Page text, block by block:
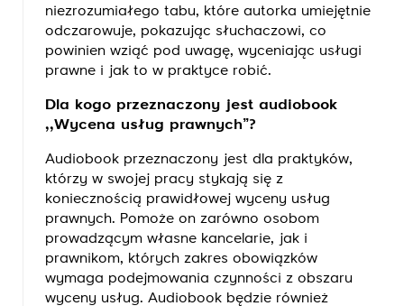
niezrozumiałego tabu, które autorka umiejętnie
odczarowuje, pokazując słuchaczowi, co
powinien wziąć pod uwagę, wyceniając usługi
prawne i jak to w praktyce robić.
Dla kogo przeznaczony jest audiobook
,,Wycena usług prawnych’’?
Audiobook przeznaczony jest dla praktyków,
którzy w swojej pracy stykają się z
koniecznością prawidłowej wyceny usług
prawnych. Pomoże on zarówno osobom
prowadzącym własne kancelarie, jak i
prawnikom, których zakres obowiązków
wymaga podejmowania czynności z obszaru
wyceny usług. Audiobook będzie również